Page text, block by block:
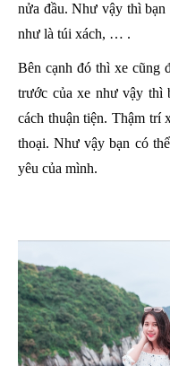
nửa đầu. Như vậy thì bạn
như là túi xách, … .
Bên cạnh đó thì xe cũng
trước của xe như vậy thì
cách thuận tiện. Thậm trí
thoại. Như vậy bạn có
yêu của mình.